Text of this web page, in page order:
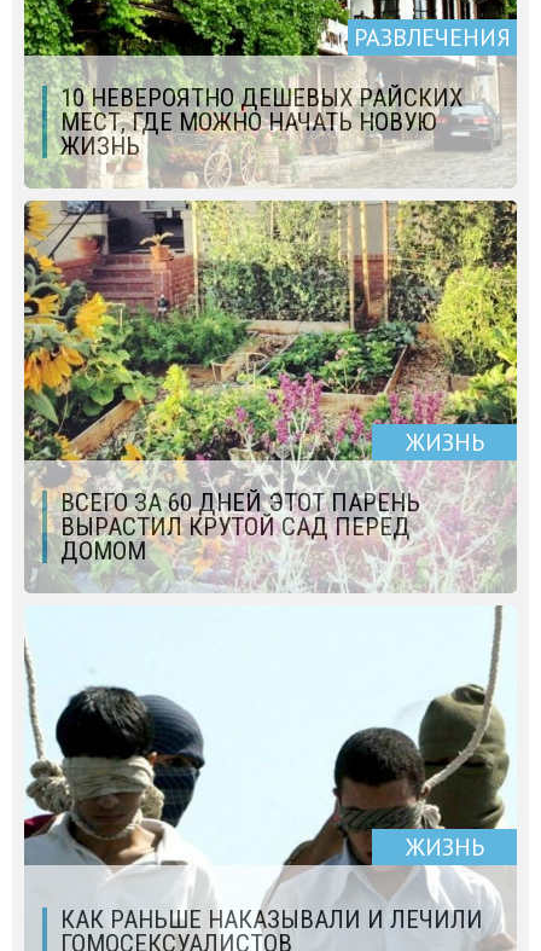
РАЗВЛЕЧЕНИЯ
10 НЕВЕРОЯТНО ДЕШЕВЫХ РАЙСКИХ
МЕСТ, ГДЕ МОЖНО НАЧАТЬ НОВУЮ
ЖИЗНЬ
ЖИЗНЬ
ВСЕГО ЗА 60 ДНЕЙ ЭТОТ ПАРЕНЬ
ВЫРАСТИЛ КРУТОЙ САД ПЕРЕД
ДОМОМ
ЖИЗНЬ
КАК РАНЬШЕ НАКАЗЫВАЛИ И ЛЕЧИЛИ
ГОМОСЕКСУАЛИСТОВ